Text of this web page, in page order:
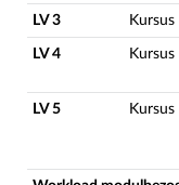
LV 3 Kursus
LV 4 Kursus
LV 5 Kursus